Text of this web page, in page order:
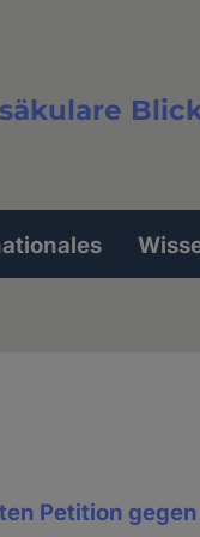
Petition